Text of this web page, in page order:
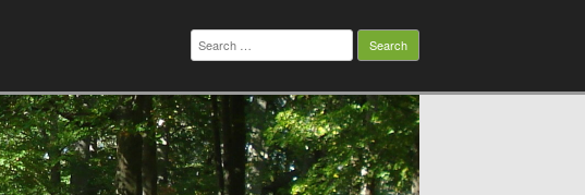
Search
for: